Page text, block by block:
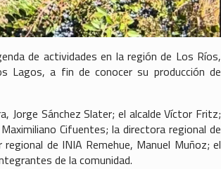
de actividades en la región de Los Ríos,
Lagos, a fin de conocer su producción de
Jorge Sánchez Slater; el alcalde Víctor Fritz;
Cifuentes; la directora regional de
de INIA Remehue, Manuel Muñoz; el
de la comunidad.